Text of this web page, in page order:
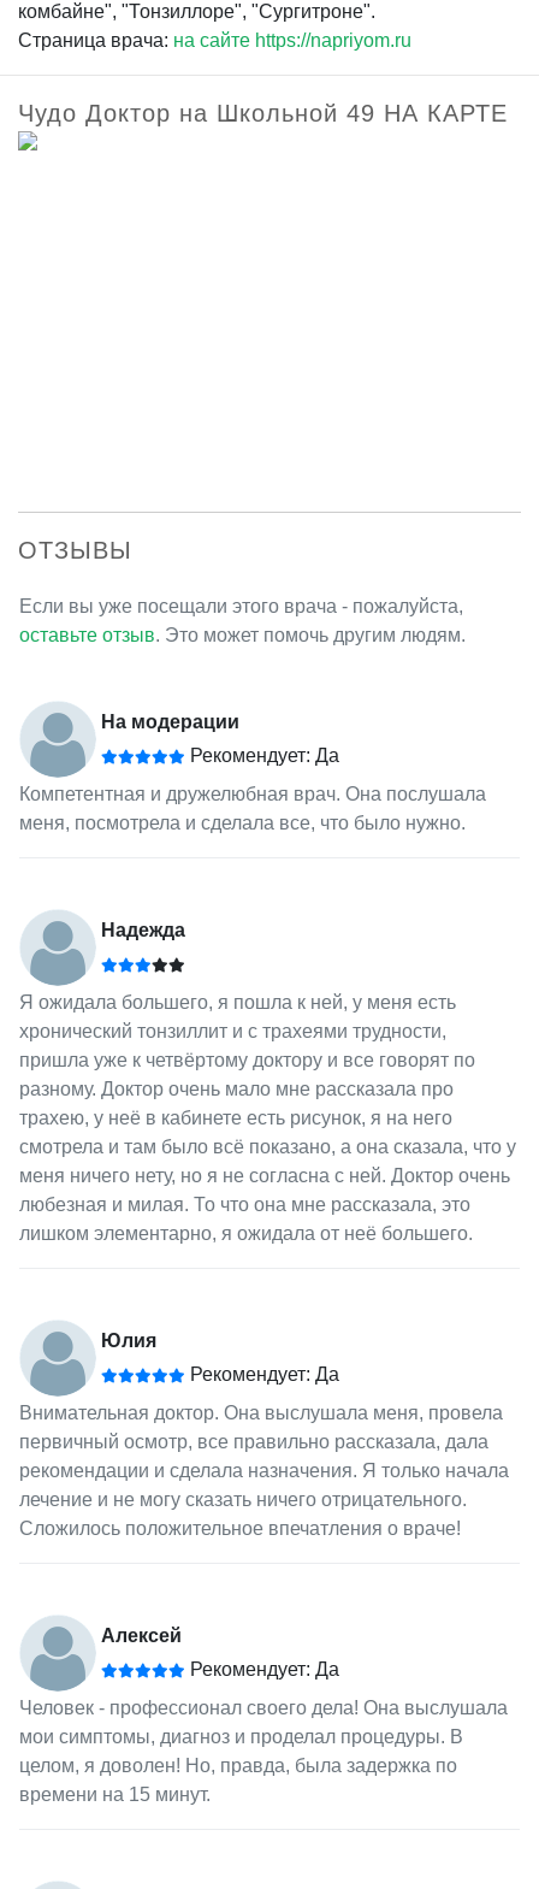
комбайне", "Тонзиллоре", "Сургитроне".
Страница врача: на сайте https://napriyom.ru
Чудо Доктор на Школьной 49 НА КАРТЕ
ОТЗЫВЫ
Если вы уже посещали этого врача - пожалуйста,
оставьте отзыв. Это может помочь другим людям.
На модерации
Рекомендует: Да
Компетентная и дружелюбная врач. Она послушала
меня, посмотрела и сделала все, что было нужно.
Надежда
Я ожидала большего, я пошла к ней, у меня есть
хронический тонзиллит и с трахеями трудности,
пришла уже к четвёртому доктору и все говорят по
разному. Доктор очень мало мне рассказала про
трахею, у неё в кабинете есть рисунок, я на него
смотрела и там было всё показано, а она сказала, что у
меня ничего нету, но я не согласна с ней. Доктор очень
любезная и милая. То что она мне рассказала, это
лишком элементарно, я ожидала от неё большего.
Юлия
Рекомендует: Да
Внимательная доктор. Она выслушала меня, провела
первичный осмотр, все правильно рассказала, дала
рекомендации и сделала назначения. Я только начала
лечение и не могу сказать ничего отрицательного.
Сложилось положительное впечатления о враче!
Алексей
Рекомендует: Да
Человек - профессионал своего дела! Она выслушала
мои симптомы, диагноз и проделал процедуры. В
целом, я доволен! Но, правда, была задержка по
времени на 15 минут.